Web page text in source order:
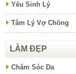
Yếu Sinh Lý
Tâm Lý Vợ Chồng
LÀM ĐẸP
Chăm Sóc Da